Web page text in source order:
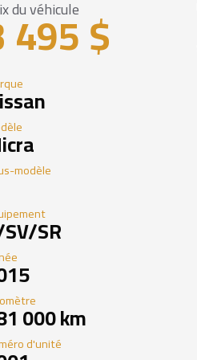
du véhicule
495 $
modèle
SR
000 km
d'unité